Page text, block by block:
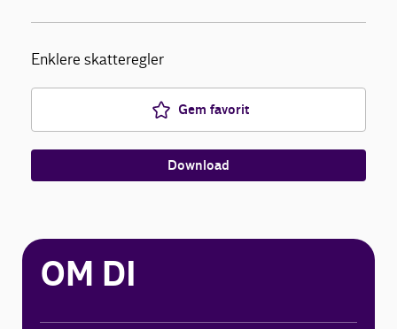
Enklere skatteregler
Gem favorit
Download
OM DI